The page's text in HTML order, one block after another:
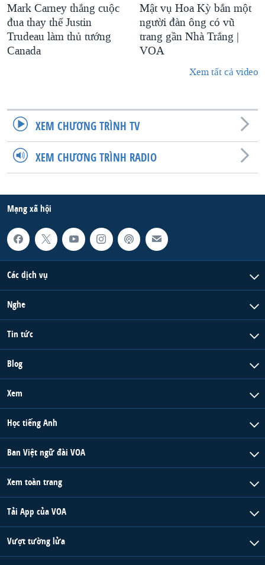
Mark Carney thắng cuộc
đua thay thế Justin
Trudeau làm thủ tướng
Canada
Mật vụ Hoa Kỳ bắn một
người đàn ông có vũ
trang gần Nhà Trắng |
VOA
Xem tất cả video
XEM CHƯƠNG TRÌNH TV
XEM CHƯƠNG TRÌNH RADIO
Mạng xã hội
Các dịch vụ
Nghe
Tin tức
Blog
Xem
Học tiếng Anh
Ban Việt ngữ đài VOA
Xem toàn trang
Tải App của VOA
Vượt tường lửa